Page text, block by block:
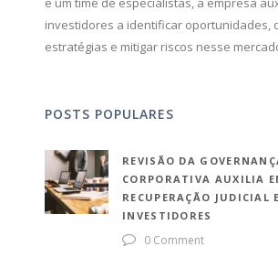
investidores a identificar oportunidades,
estratégias e mitigar riscos nesse
POSTS POPULARES
REVISÃO DA
CORPORATIVA AUXILIA
RECUPERAÇÃO JUDICIAL
INVESTIDORES
0 Comment